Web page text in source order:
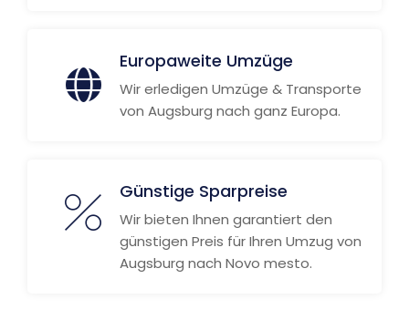
Europaweite Umzüge
Wir erledigen Umzüge & Transporte
von Augsburg nach ganz Europa.
Günstige Sparpreise
Wir bieten Ihnen garantiert den
günstigen Preis für Ihren Umzug von
Augsburg nach Novo mesto.